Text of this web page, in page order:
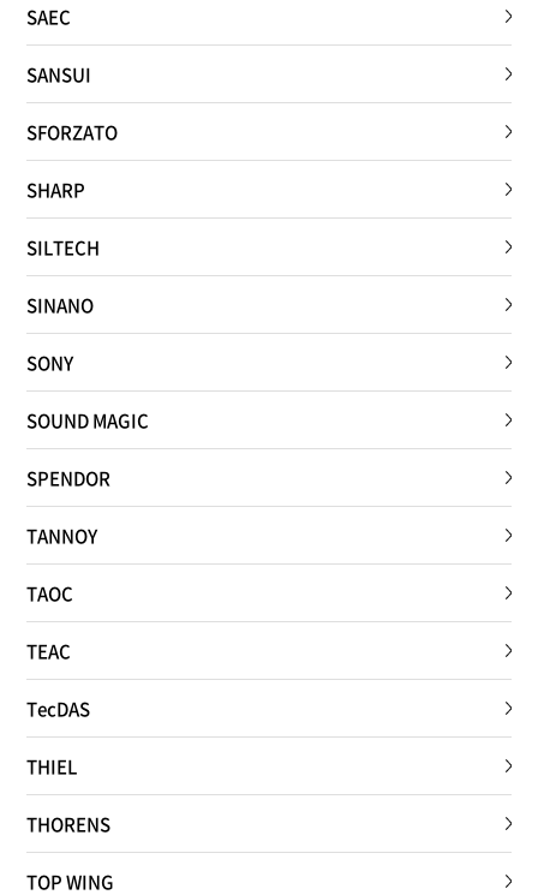
SAEC
SANSUI
SFORZATO
SHARP
SILTECH
SINANO
SONY
SOUND MAGIC
SPENDOR
TANNOY
TAOC
TEAC
TecDAS
THIEL
THORENS
TOP WING